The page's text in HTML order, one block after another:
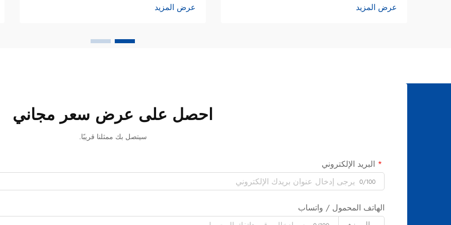
تحوِّل مينا الأسنان المصطبغ إلى ابتسامة أكثر
عرض المزيد
وتوازنٌ بين الفعالية والرفاهية النباتية. وعلى
اعتمادًا كبيرًا على المركبات الاصطناعية،
عرض المزيد
احصل على عرض سعر مجاني
سيتصل بك ممثلنا قريبًا.
البريد الإلكتروني
0/100
الهاتف المحمول / واتساب